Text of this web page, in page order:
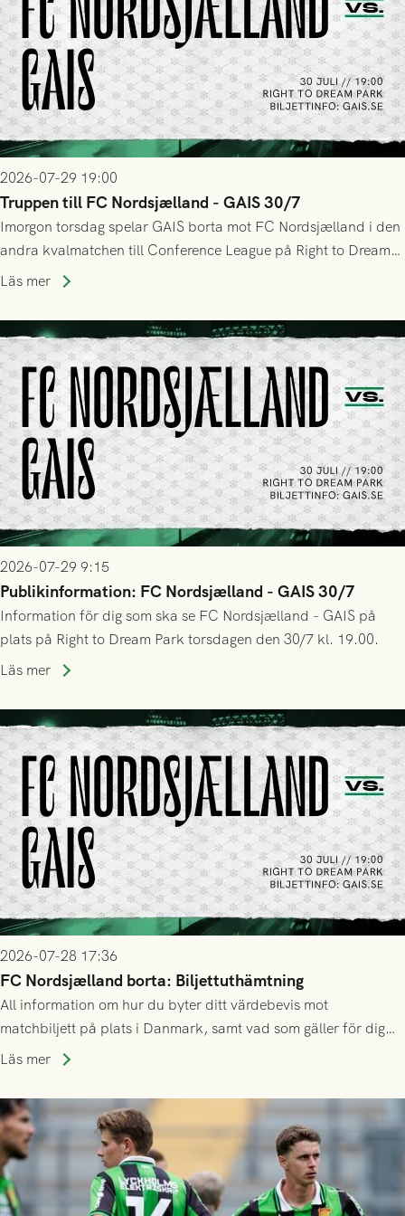
2026-07-29 19:00
Truppen till FC Nordsjælland - GAIS 30/7
Imorgon torsdag spelar GAIS borta mot FC Nordsjælland i den
andra kvalmatchen till Conference League på Right to Dream
Park! Fredrik Holmberg och ledarstaben har tagit ut följande
Läs mer
2026-07-29 9:15
Publikinformation: FC Nordsjælland - GAIS 30/7
Information för dig som ska se FC Nordsjælland - GAIS på
plats på Right to Dream Park torsdagen den 30/7 kl. 19.00.
Läs mer
2026-07-28 17:36
FC Nordsjælland borta: Biljettuthämtning
All information om hur du byter ditt värdebevis mot
matchbiljett på plats i Danmark, samt vad som gäller för dig
som står på reservlista eller fått förhinder.
Läs mer